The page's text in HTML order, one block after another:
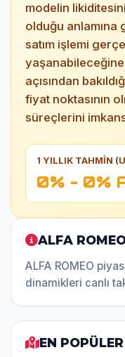
modelin
olduğu anlamına
satım işlemi
yaşanabileceğine
açısından
fiyat noktasının
süreçlerini
1 YILLIK TAHMİN
0% - 0%
ALFA
ALFA ROMEO
dinamikleri canlı
EN